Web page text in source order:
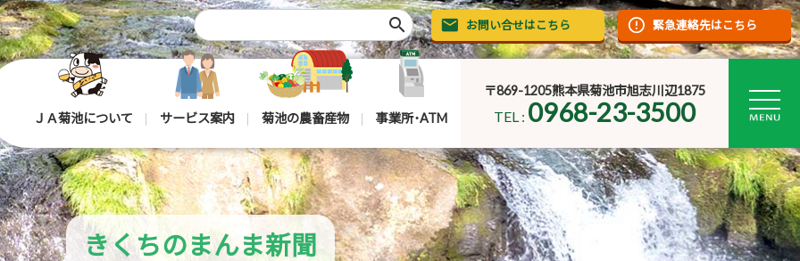
search お問い合せはこちら 緊急連絡先はこちら
ＪＡ菊池について サービス案内 菊池の農畜産物 事業所･ATM
〒869-1205熊本県菊池市旭志川辺1875
TEL : 0968-23-3500
きくちのまんま新聞